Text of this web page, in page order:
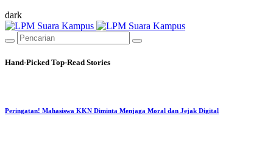
dark
Hand-Picked Top-Read Stories
Peringatan! Mahasiswa KKN Diminta Menjaga Moral dan Jejak Digital